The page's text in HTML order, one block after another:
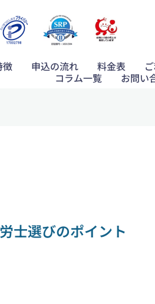
徴 申込の流れ 料金表
コラム一覧
お問い
士選びのポイント